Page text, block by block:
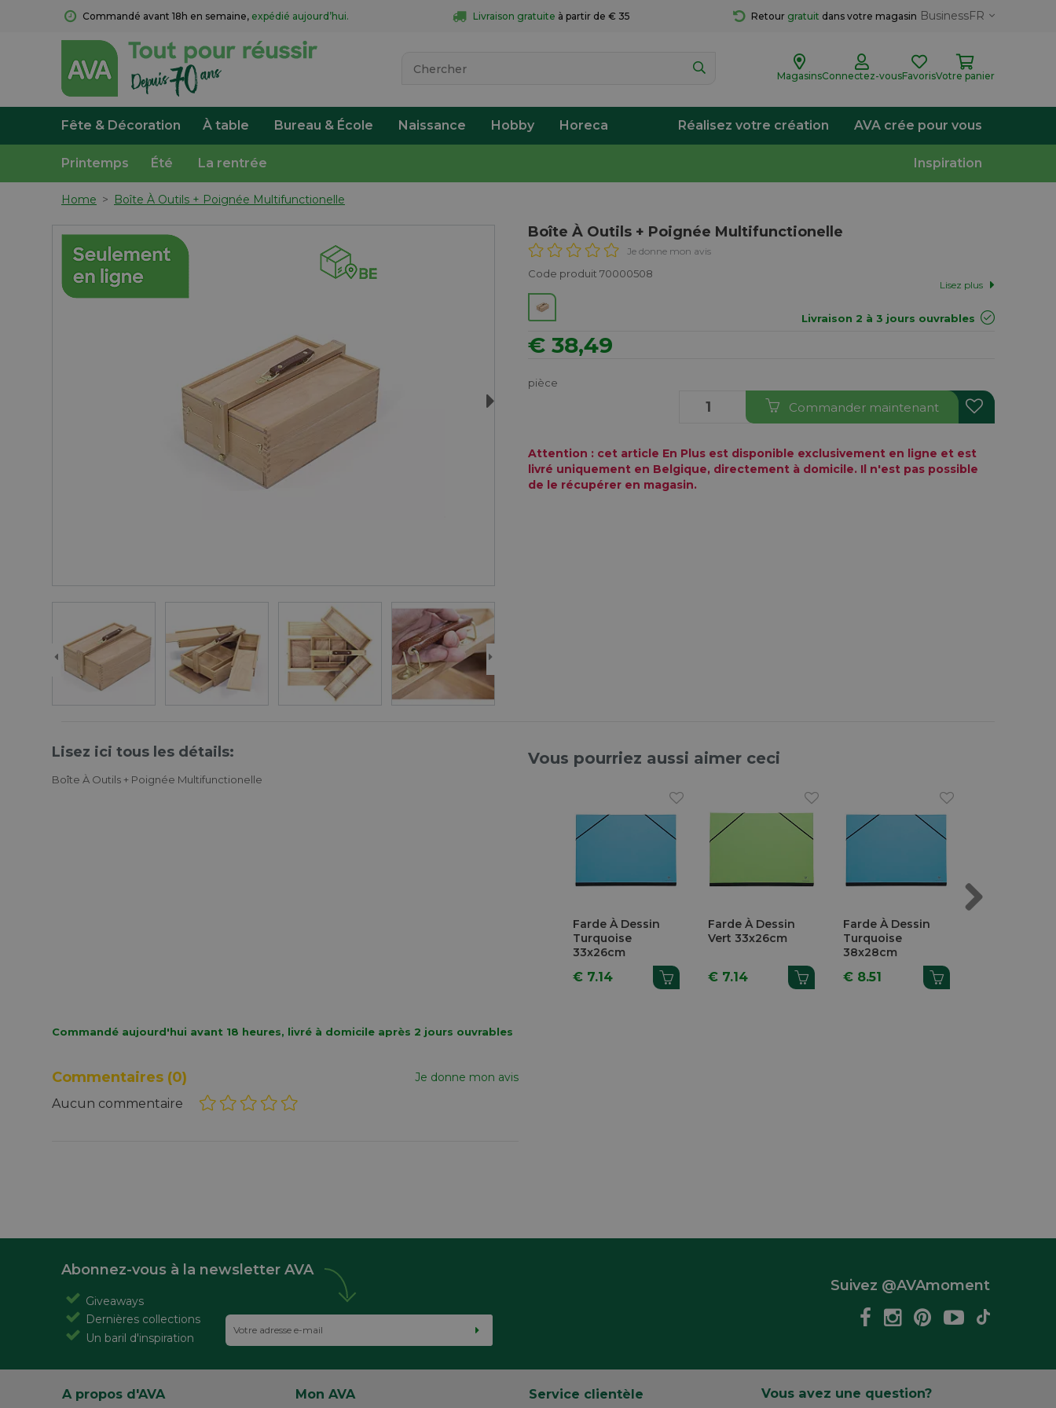
Commandé avant 18h en semaine, expédié aujourd’hui. Livraison gratuite à partir de € 35 Retour gratuit dans votre magasin BusinessFR
MagasinsConnectez-vousFavorisVotre panier
Fête & Décoration À table Bureau & École Naissance Hobby Horeca Réalisez votre création AVA crée pour vous
Printemps Été La rentrée Inspiration
Home > Boîte À Outils + Poignée Multifunctionelle
Next
Boîte À Outils + Poignée Multifunctionelle
Je donne mon avis
Code produit 70000508
Lisez plus
Livraison 2 à 3 jours ouvrables
€ 38,49
pièce
Commander maintenant
Attention : cet article En Plus est disponible exclusivement en ligne et est
livré uniquement en Belgique, directement à domicile. Il n'est pas possible
de le récupérer en magasin.
Lisez ici tous les détails:
Boîte À Outils + Poignée Multifunctionelle
Vous pourriez aussi aimer ceci
Farde À Dessin
Turquoise
33x26cm
€ 7.14
Farde À Dessin
Vert 33x26cm
€ 7.14
Farde À Dessin
Turquoise
38x28cm
€ 8.51
Commandé aujourd'hui avant 18 heures, livré à domicile après 2 jours ouvrables
Commentaires (0) Je donne mon avis
Aucun commentaire
Abonnez-vous à la newsletter AVA
Giveaways
Dernières collections
Un baril d'inspiration
Suivez @AVAmoment
A propos d'AVA Mon AVA Service clientèle Vous avez une question?